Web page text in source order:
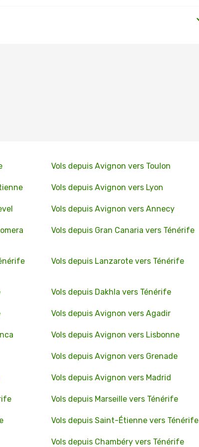
Vols depuis Avignon vers Toulon
Vols depuis Avignon vers Lyon
Vols depuis Avignon vers Annecy
Vols depuis Gran Canaria vers Ténérife
Vols depuis Lanzarote vers Ténérife
Vols depuis Dakhla vers Ténérife
Vols depuis Avignon vers Agadir
Vols depuis Avignon vers Lisbonne
Vols depuis Avignon vers Grenade
Vols depuis Avignon vers Madrid
Vols depuis Marseille vers Ténérife
Vols depuis Saint-Étienne vers Ténérife
Vols depuis Chambéry vers Ténérife